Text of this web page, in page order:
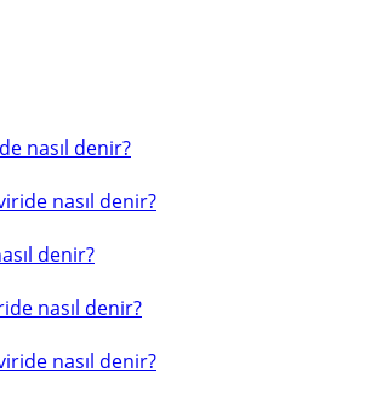
nasıl denir?
nasıl denir?
denir?
nasıl denir?
nasıl denir?